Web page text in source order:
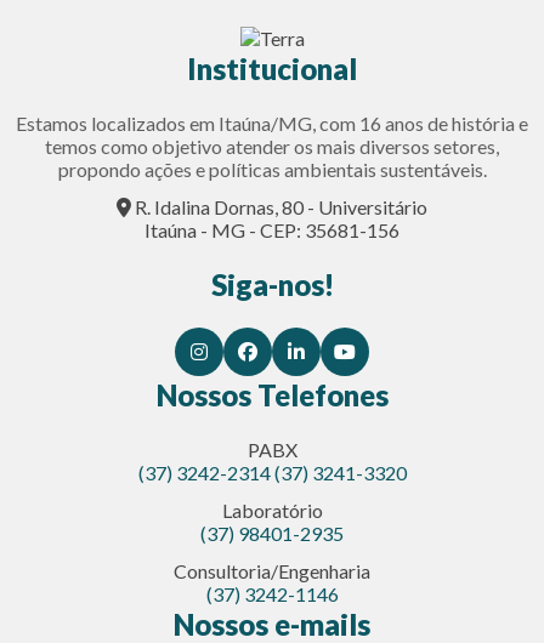
Institucional
Estamos localizados em Itaúna/MG, com 16 anos de história e
temos como objetivo atender os mais diversos setores,
propondo ações e políticas ambientais sustentáveis.
R. Idalina Dornas, 80 - Universitário
Itaúna - MG - CEP: 35681-156
Siga-nos!
Nossos Telefones
PABX
(37) 3242-2314(37) 3241-3320
Laboratório
(37) 98401-2935
Consultoria/Engenharia
(37) 3242-1146
Nossos e-mails